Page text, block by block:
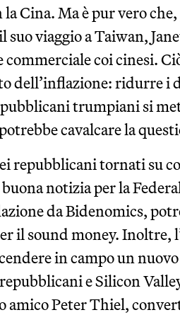
Cina. Ma è pur vero
suo viaggio a Taiwan,
commerciale coi cinesi.
dell’inflazione: ridurre i
trumpiani si
cavalcare la
repubblicani tornati su
notizia per la
da Bidenomics,
il sound money.
in campo un
e Silicon
amico Peter Thiel,